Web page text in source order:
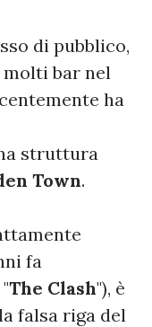
di pubblico,
bar nel
ha
struttura
Town.
fa
The Clash"), è
falsa riga del